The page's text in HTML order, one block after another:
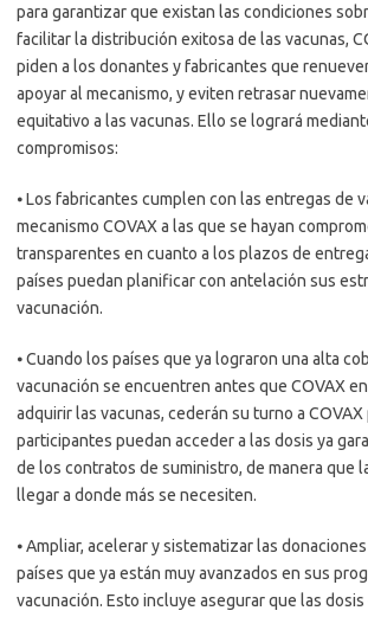
para garantizar que existan las condiciones
facilitar la distribución exitosa de las vacunas,
piden a los donantes y fabricantes que
apoyar al mecanismo, y eviten retrasar
equitativo a las vacunas. Ello se logrará
compromisos:
⦁ Los fabricantes cumplen con las entregas de
mecanismo COVAX a las que se hayan
transparentes en cuanto a los plazos de
países puedan planificar con antelación sus
vacunación.
⦁ Cuando los países que ya lograron una alta
vacunación se encuentren antes que COVAX
adquirir las vacunas, cederán su turno a COVAX
participantes puedan acceder a las dosis ya
de los contratos de suministro, de manera que
llegar a donde más se necesiten.
⦁ Ampliar, acelerar y sistematizar las
países que ya están muy avanzados en sus
vacunación. Esto incluye asegurar que las